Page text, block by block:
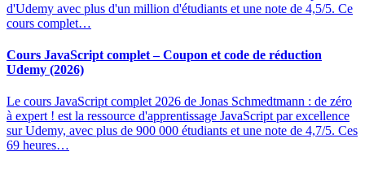
d'Udemy avec plus d'un million d'étudiants et une note de 4,5/5. Ce
cours complet…
Cours JavaScript complet – Coupon et code de réduction
Udemy (2026)
Le cours JavaScript complet 2026 de Jonas Schmedtmann : de zéro
à expert ! est la ressource d'apprentissage JavaScript par excellence
sur Udemy, avec plus de 900 000 étudiants et une note de 4,7/5. Ces
69 heures…